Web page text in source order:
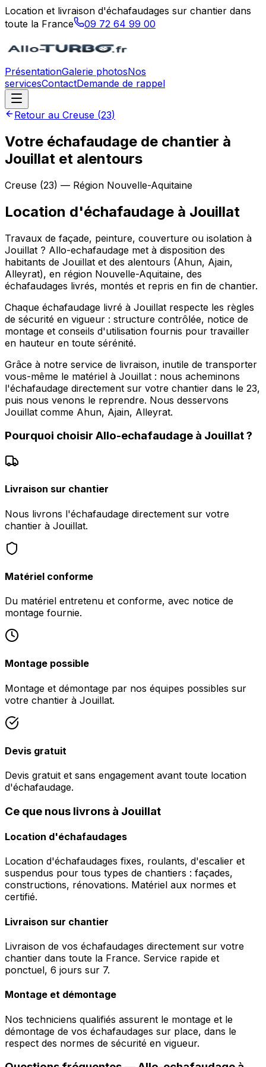
Location et livraison d'échafaudages sur chantier dans
toute la France
09 72 64 99 00
PrésentationGalerie photosNos
servicesContactDemande de rappel
Retour au Creuse (23)
Votre échafaudage de chantier à
Jouillat et alentours
Creuse (23) — Région Nouvelle-Aquitaine
Location d'échafaudage à Jouillat
Travaux de façade, peinture, couverture ou isolation à
Jouillat ? Allo-echafaudage met à disposition des
habitants de Jouillat et des alentours (Ahun, Ajain,
Alleyrat), en région Nouvelle-Aquitaine, des
échafaudages livrés, montés et repris en fin de chantier.
Chaque échafaudage livré à Jouillat respecte les règles
de sécurité en vigueur : structure contrôlée, notice de
montage et conseils d'utilisation fournis pour travailler
en hauteur en toute sérénité.
Grâce à notre service de livraison, inutile de transporter
vous-même le matériel à Jouillat : nous acheminons
l'échafaudage directement sur votre chantier dans le 23,
puis nous venons le reprendre. Nous desservons
Jouillat comme Ahun, Ajain, Alleyrat.
Pourquoi choisir Allo-echafaudage à Jouillat?
Livraison sur chantier
Nous livrons l'échafaudage directement sur votre
chantier à Jouillat.
Matériel conforme
Du matériel entretenu et conforme, avec notice de
montage fournie.
Montage possible
Montage et démontage par nos équipes possibles sur
votre chantier à Jouillat.
Devis gratuit
Devis gratuit et sans engagement avant toute location
d'échafaudage.
Ce que nous livrons à Jouillat
Location d'échafaudages
Location d'échafaudages fixes, roulants, d'escalier et
suspendus pour tous types de chantiers : façades,
constructions, rénovations. Matériel aux normes et
certifié.
Livraison sur chantier
Livraison de vos échafaudages directement sur votre
chantier dans toute la France. Service rapide et
ponctuel, 6 jours sur 7.
Montage et démontage
Nos techniciens qualifiés assurent le montage et le
démontage de vos échafaudages sur place, dans le
respect des normes de sécurité en vigueur.